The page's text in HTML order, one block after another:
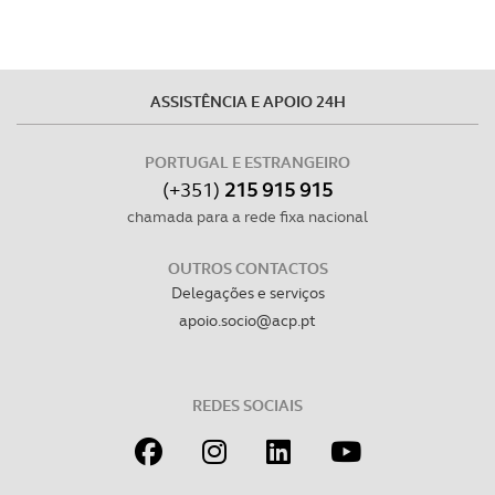
dados pessoais serão realizadas apenas com o seu
consentimento e quando tal se afigure estritamente
Realçamos que o bloqueio de certo tipo de Cookies e
tecnologias similares pode ter impacto na sua
experiência de navegação no Website e nos serviços
Consulte a política de cookies do site.
ASSISTÊNCIA E APOIO 24H
PORTUGAL E ESTRANGEIRO
(+351) 215 915 915
chamada para a rede fixa nacional
OUTROS CONTACTOS
Delegações e serviços
apoio.socio@acp.pt
REDES SOCIAIS